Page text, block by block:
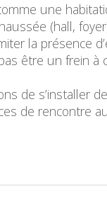
une
(hall,
la présence
être un frein à
de s’installer
de rencontre